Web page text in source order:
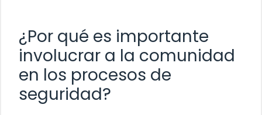
¿Por qué es importante
involucrar a la comunidad
en los procesos de
seguridad?